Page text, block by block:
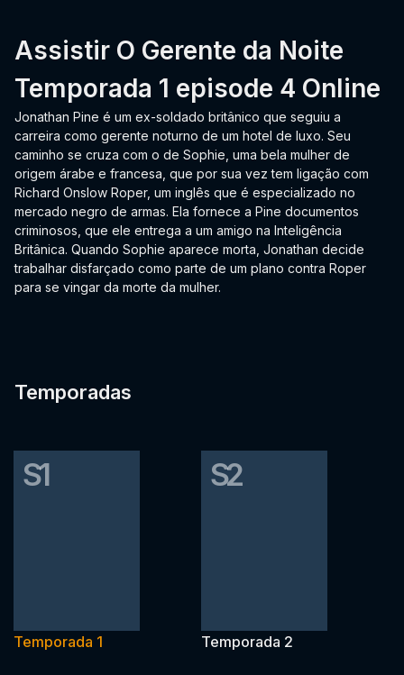
Assistir O Gerente da Noite
Temporada 1 episode 4 Online
Jonathan Pine é um ex-soldado britânico que seguiu a
carreira como gerente noturno de um hotel de luxo. Seu
caminho se cruza com o de Sophie, uma bela mulher de
origem árabe e francesa, que por sua vez tem ligação com
Richard Onslow Roper, um inglês que é especializado no
mercado negro de armas. Ela fornece a Pine documentos
criminosos, que ele entrega a um amigo na Inteligência
Britânica. Quando Sophie aparece morta, Jonathan decide
trabalhar disfarçado como parte de um plano contra Roper
para se vingar da morte da mulher.
Temporadas
S1
Temporada 1
S2
Temporada 2